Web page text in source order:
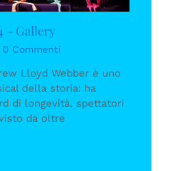
– Gallery
0 Commenti
Lloyd Webber è uno
della storia: ha
di longevità, spettatori
da oltre